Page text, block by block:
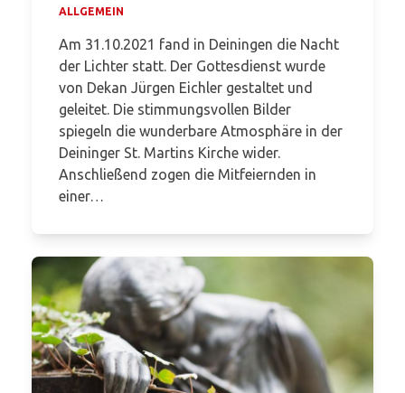
ALLGEMEIN
Am 31.10.2021 fand in Deiningen die Nacht
der Lichter statt. Der Gottesdienst wurde
von Dekan Jürgen Eichler gestaltet und
geleitet. Die stimmungsvollen Bilder
spiegeln die wunderbare Atmosphäre in der
Deininger St. Martins Kirche wider.
Anschließend zogen die Mitfeiernden in
einer…